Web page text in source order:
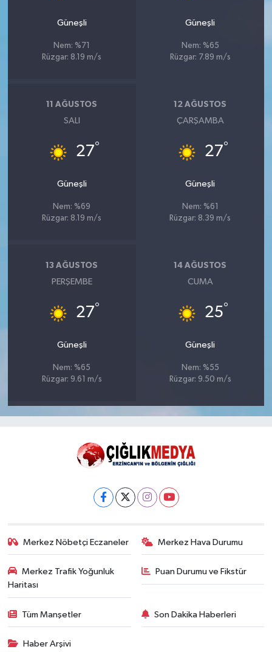
Güneşli
Nem: %71
Rüzgar: 8.19 m/s
Güneşli
Nem: %65
Rüzgar: 7.89 m/s
11 AĞUSTOS
SALI
27°
Güneşli
Nem: %69
Rüzgar: 8.19 m/s
12 AĞUSTOS
ÇARŞAMBA
27°
Güneşli
Nem: %61
Rüzgar: 8.39 m/s
13 AĞUSTOS
PERŞEMBE
27°
Güneşli
Nem: %65
Rüzgar: 9.61 m/s
14 AĞUSTOS
CUMA
25°
Güneşli
Nem: %55
Rüzgar: 9.50 m/s
Merkez Nöbetçi Eczaneler Merkez Hava Durumu
Merkez Trafik Yoğunluk
Haritası
Puan Durumu ve Fikstür
Tüm Manşetler Son Dakika Haberleri
Haber Arşivi